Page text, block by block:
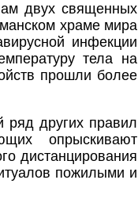
двух священных
храме мира
инфекции
тела на
прошли более
ряд других правил
опрыскивают
дистанцирования
пожилыми и